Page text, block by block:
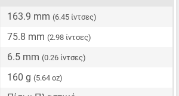
163.9 mm (6.45 ίντσες)
75.8 mm (2.98 ίντσες)
6.5 mm (0.26 ίντσες)
160 g (5.64 oz)